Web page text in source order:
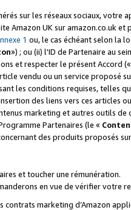
sur les réseaux sociaux, votre
UK sur amazon.co.uk et
1 ou, le cas échéant selon la
») ; ou (ii) l'ID de Partenaire au
et respecter le présent Accord («
vendu ou un service proposé
les conditions requises, telles
des liens vers ces articles
marketing et autres outils
Partenaires (le «
des produits proposés sur
et toucher une rémunération.
en vue de vérifier votre
marketing d’Amazon